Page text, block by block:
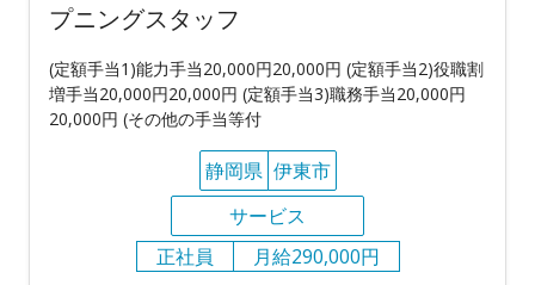
プニングスタッフ
(定額手当1)能力手当20,000円20,000円 (定額手当2)役職割
増手当20,000円20,000円 (定額手当3)職務手当20,000円
20,000円 (その他の手当等付
静岡県 伊東市
サービス
正社員
月給290,000円